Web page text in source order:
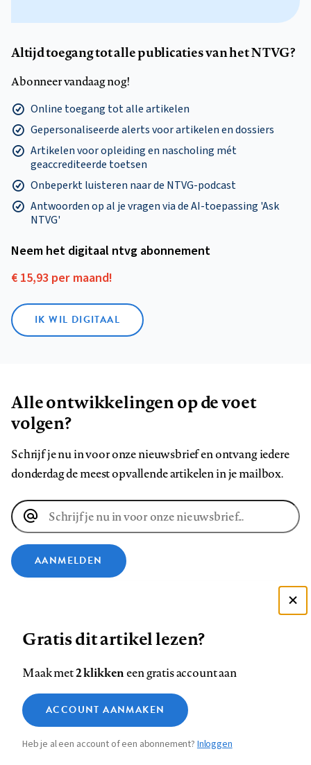
Altijd toegang tot alle publicaties van het NTVG?
Abonneer vandaag nog!
Online toegang tot alle artikelen
Gepersonaliseerde alerts voor artikelen en dossiers
Artikelen voor opleiding en nascholing mét
geaccrediteerde toetsen
Onbeperkt luisteren naar de NTVG-podcast
Antwoorden op al je vragen via de AI-toepassing 'Ask
NTVG'
Neem het digitaal ntvg abonnement
€ 15,93 per maand!
IK WIL DIGITAAL
Alle ontwikkelingen op de voet
volgen?
Schrijf je nu in voor onze nieuwsbrief en ontvang iedere
donderdag de meest opvallende artikelen in je mailbox.
E-
mailadres
AANMELDEN
ons
op
Facebook
ons
op
LinkedIn
ons
op
Bluesky
ons
op
Instagram
ons
op
YouTube
ons
Footer
navigation
Contact Colofon Disclaimer Privacy
Medische vragen verdienen
betrouwbare antwoorden
Zie onze cookie policy
Analytische cookies
Marketing cookies
Gratis dit artikel lezen?
Maak met2 klikkeneen gratis account aan
ACCOUNT AANMAKEN
Heb je al een account of een abonnement?Inloggen